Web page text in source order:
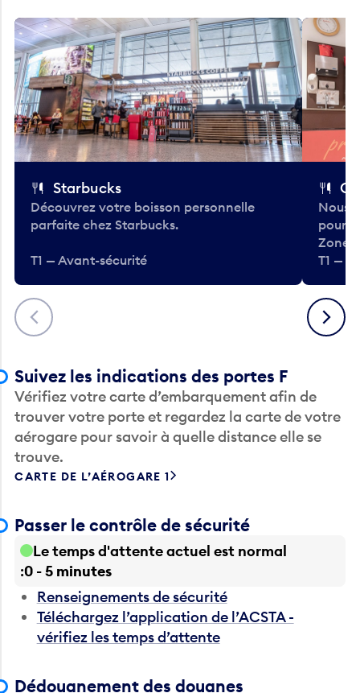
Précédent
Starbucks
Découvrez votre boisson personnelle
parfaite chez Starbucks.
T1 — Avant-sécurité
Nous
pour
Zone.
T1 —
Suivant
Suivez les indications des portes F
Vérifiez votre carte d’embarquement afin de
trouver votre porte et regardez la carte de votre
aérogare pour savoir à quelle distance elle se
trouve.
CARTE DE L’AÉROGARE 1
Passer le contrôle de sécurité
Le temps d'attente actuel est normal
0 - 5 minutes
Renseignements de sécurité
Téléchargez l’application de l’ACSTA -
vérifiez les temps d’attente
Dédouanement des douanes